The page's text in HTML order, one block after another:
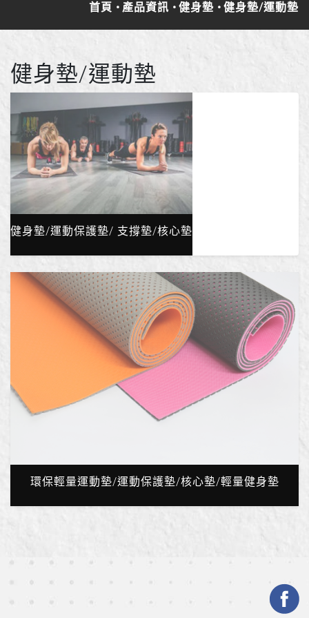
首頁 產品資訊 健身墊 健身墊/運動墊
健身墊/運動墊
健身墊/運動保護墊/ 支撐墊/核心墊
環保輕量運動墊/運動保護墊/核心墊/輕量健身墊